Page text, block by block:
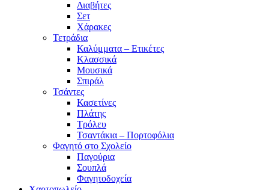
Διαβήτες
Σετ
Χάρακες
Τετράδια
Καλύμματα – Ετικέτες
Κλασσικά
Μουσικά
Σπιράλ
Τσάντες
Κασετίνες
Πλάτης
Τρόλευ
Τσαντάκια – Πορτοφόλια
Φαγητό στο Σχολείο
Παγούρια
Σουπλά
Φαγητοδοχεία